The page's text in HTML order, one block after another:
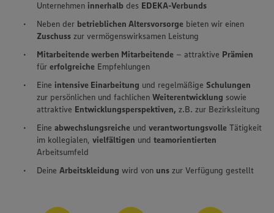
Unternehmen innerhalb des EDEKA-Verbunds
Neben der betrieblichen Altersvorsorge bieten wir einen
Zuschuss zur vermögenswirksamen Leistung
Mitarbeitende werben Mitarbeitende – attraktive Prämien
für erfolgreiche Empfehlungen
Eine intensive Einarbeitung und regelmäßige Schulungen
zur persönlichen und fachlichen Weiterentwicklung sowie
attraktive Entwicklungsperspektiven, z.B. zur Bezirksleitung
Eine abwechslungsreiche und verantwortungsvolle Tätigkeit
im kollegialen, vielfältigen und teamorientierten
Arbeitsumfeld
Deine Arbeitskleidung wird von uns zur Verfügung gestellt